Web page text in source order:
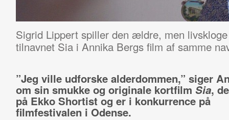
Sigrid Lippert spiller den ældre, men
tilnavnet Sia i Annika Bergs film af samme
”Jeg ville udforske alderdommen,” siger
om sin smukke og originale kortfilm Sia,
på Ekko Shortist og er i konkurrence på
filmfestivalen i Odense.